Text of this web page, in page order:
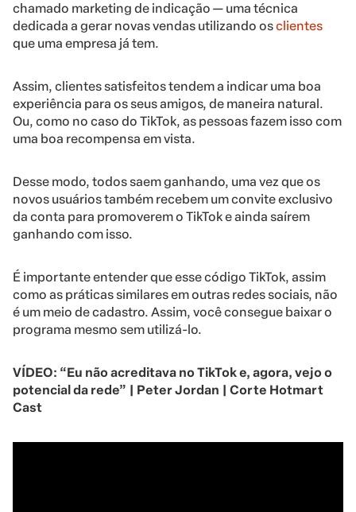
chamado marketing de indicação — uma técnica
dedicada a gerar novas vendas utilizando osclientes
que uma empresa já tem.
Assim, clientes satisfeitos tendem a indicar uma boa
experiência para os seus amigos, de maneira natural.
Ou, como no caso do TikTok, as pessoas fazem isso com
uma boa recompensa em vista.
Desse modo, todos saem ganhando, uma vez que os
novos usuários também recebem um convite exclusivo
da conta para promoverem o TikTok e ainda saírem
ganhando com isso.
É importante entender que esse código TikTok, assim
como as práticas similares em outras redes sociais, não
é um meio de cadastro. Assim, você consegue baixar o
programa mesmo sem utilizá-lo.
VÍDEO: “Eu não acreditava no TikTok e, agora, vejo o
potencial da rede” | Peter Jordan | Corte Hotmart
Cast